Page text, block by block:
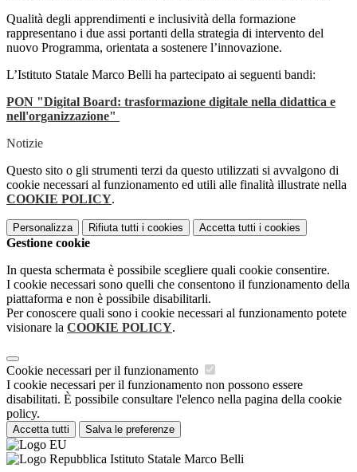
Qualità degli apprendimenti e inclusività della formazione
rappresentano i due assi portanti della strategia di intervento del
nuovo Programma, orientata a sostenere l’innovazione.
L’Istituto Statale Marco Belli ha partecipato ai seguenti bandi:
PON "Digital Board: trasformazione digitale nella didattica e
nell'organizzazione"
Notizie
Questo sito o gli strumenti terzi da questo utilizzati si avvalgono di
cookie necessari al funzionamento ed utili alle finalità illustrate nella
COOKIE POLICY.
Personalizza Rifiuta tutti i cookies Accetta tutti i cookies
Gestione cookie
In questa schermata è possibile scegliere quali cookie consentire.
I cookie necessari sono quelli che consentono il funzionamento della
piattaforma e non è possibile disabilitarli.
Per conoscere quali sono i cookie necessari al funzionamento potete
visionare la COOKIE POLICY.
Cookie necessari per il funzionamento
I cookie necessari per il funzionamento non possono essere
disabilitati. È possibile consultare l'elenco nella pagina della cookie
policy.
Accetta tutti Salva le preferenze
Istituto Statale Marco Belli